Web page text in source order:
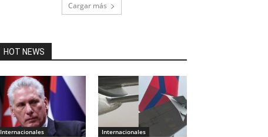
Cargar más
HOT NEWS
Internacionales Internacionales